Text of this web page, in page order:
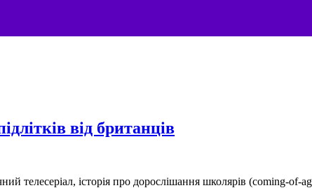
від британців
телесеріал, історія про дорослішання школярів (coming-